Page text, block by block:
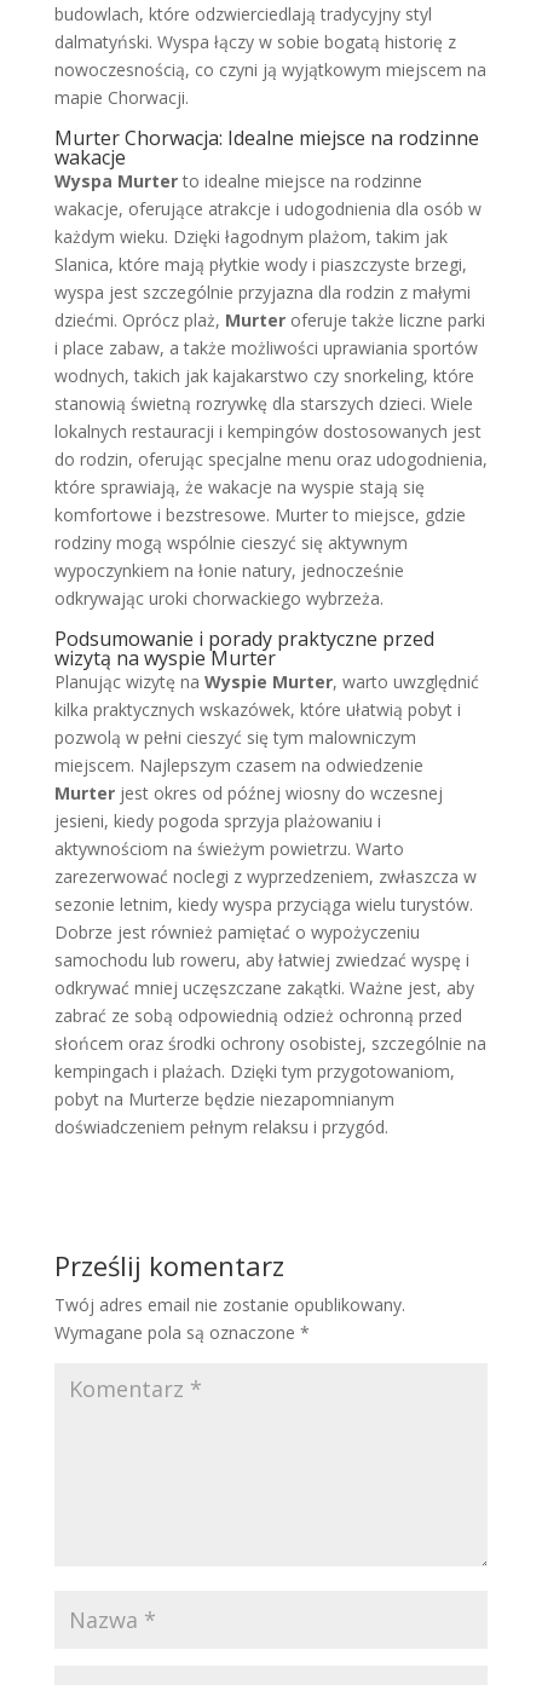
budowlach, które odzwierciedlają tradycyjny styl
dalmatyński. Wyspa łączy w sobie bogatą historię z
nowoczesnością, co czyni ją wyjątkowym miejscem na
mapie Chorwacji.
Murter Chorwacja: Idealne miejsce na rodzinne
wakacje
Wyspa Murterto idealne miejsce na rodzinne
wakacje, oferujące atrakcje i udogodnienia dla osób w
każdym wieku. Dzięki łagodnym plażom, takim jak
Slanica, które mają płytkie wody i piaszczyste brzegi,
wyspa jest szczególnie przyjazna dla rodzin z małymi
dziećmi. Oprócz plaż, Murteroferuje także liczne parki
i place zabaw, a także możliwości uprawiania sportów
wodnych, takich jak kajakarstwo czy snorkeling, które
stanowią świetną rozrywkę dla starszych dzieci. Wiele
lokalnych restauracji i kempingów dostosowanych jest
do rodzin, oferując specjalne menu oraz udogodnienia,
które sprawiają, że wakacje na wyspie stają się
komfortowe i bezstresowe. Murter to miejsce, gdzie
rodziny mogą wspólnie cieszyć się aktywnym
wypoczynkiem na łonie natury, jednocześnie
odkrywając uroki chorwackiego wybrzeża.
Podsumowanie i porady praktyczne przed
wizytą na wyspie Murter
Planując wizytę na Wyspie Murter, warto uwzględnić
kilka praktycznych wskazówek, które ułatwią pobyt i
pozwolą w pełni cieszyć się tym malowniczym
miejscem. Najlepszym czasem na odwiedzenie
Murterjest okres od późnej wiosny do wczesnej
jesieni, kiedy pogoda sprzyja plażowaniu i
aktywnościom na świeżym powietrzu. Warto
zarezerwować noclegi z wyprzedzeniem, zwłaszcza w
sezonie letnim, kiedy wyspa przyciąga wielu turystów.
Dobrze jest również pamiętać o wypożyczeniu
samochodu lub roweru, aby łatwiej zwiedzać wyspę i
odkrywać mniej uczęszczane zakątki. Ważne jest, aby
zabrać ze sobą odpowiednią odzież ochronną przed
słońcem oraz środki ochrony osobistej, szczególnie na
kempingach i plażach. Dzięki tym przygotowaniom,
pobyt na Murterze będzie niezapomnianym
doświadczeniem pełnym relaksu i przygód.
Prześlij komentarz
Twój adres email nie zostanie opublikowany.
Wymagane pola są oznaczone *